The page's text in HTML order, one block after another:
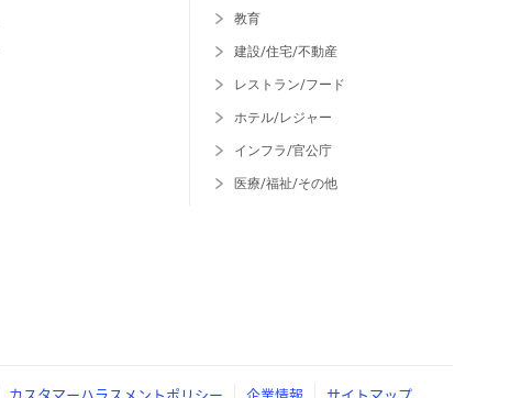
教育
建設/住宅/不動産
レストラン/フード
ホテル/レジャー
インフラ/官公庁
医療/福祉/その他